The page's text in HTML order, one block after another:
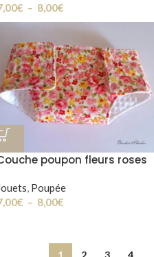
€ – 8,00€
poupon fleurs roses
, Poupée
€ – 8,00€
1 2 3 4